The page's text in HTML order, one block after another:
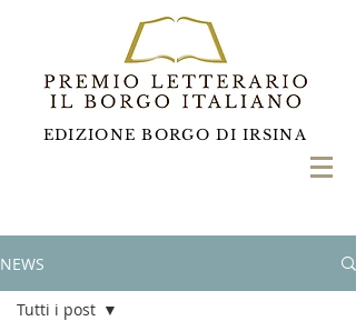
EDIZIONE BORGO DI IRSINA
NEWS
Tutti i post